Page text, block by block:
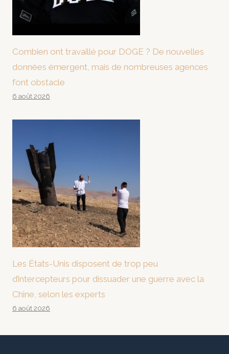
Combien ont travaillé pour DOGE ? De nouvelles
données émergent, mais de nombreuses agences
font obstacle
6 août 2026
Les États-Unis disposent de trop peu
d’intercepteurs pour dissuader une guerre avec la
Chine, selon les experts
6 août 2026